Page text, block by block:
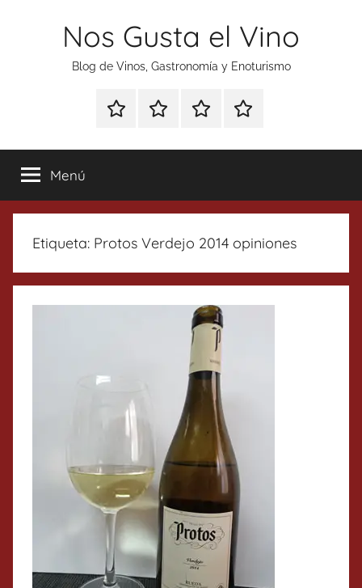
Nos Gusta el Vino
Blog de Vinos, Gastronomía y Enoturismo
Especial
Tonics
Enoturismo
Gastronomía
RankingContacto
Menú
Etiqueta: Protos Verdejo 2014 opiniones